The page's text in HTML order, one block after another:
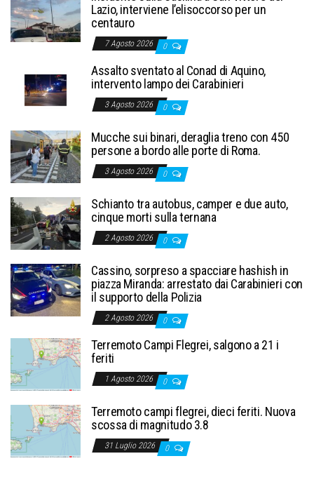
Lazio, interviene l’elisoccorso per un
centauro
7 Agosto 2026 0
Assalto sventato al Conad di Aquino,
intervento lampo dei Carabinieri
3 Agosto 2026 0
Mucche sui binari, deraglia treno con 450
persone a bordo alle porte di Roma.
3 Agosto 2026 0
Schianto tra autobus, camper e due auto,
cinque morti sulla ternana
2 Agosto 2026 0
Cassino, sorpreso a spacciare hashish in
piazza Miranda: arrestato dai Carabinieri con
il supporto della Polizia
2 Agosto 2026 0
Terremoto Campi Flegrei, salgono a 21 i
feriti
1 Agosto 2026 0
Terremoto campi flegrei, dieci feriti. Nuova
scossa di magnitudo 3.8
31 Luglio 2026 0